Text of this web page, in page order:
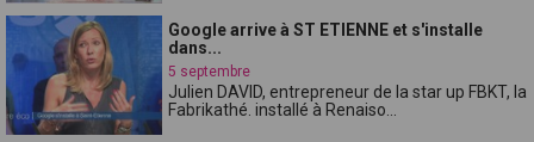
Google arrive à ST ETIENNE et s'installe
dans...
5 septembre
Julien DAVID, entrepreneur de la star up FBKT, la
Fabrikathé. installé à Renaiso...